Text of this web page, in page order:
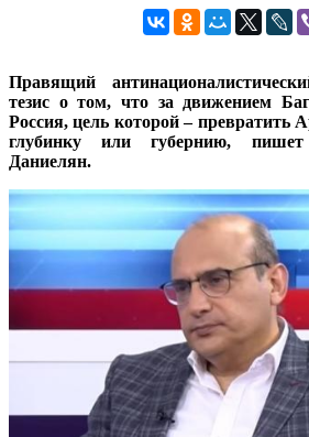
Правящий
тезис о том, что за движением
Россия, цель которой – превратить
глубинку или губернию,
Даниелян.